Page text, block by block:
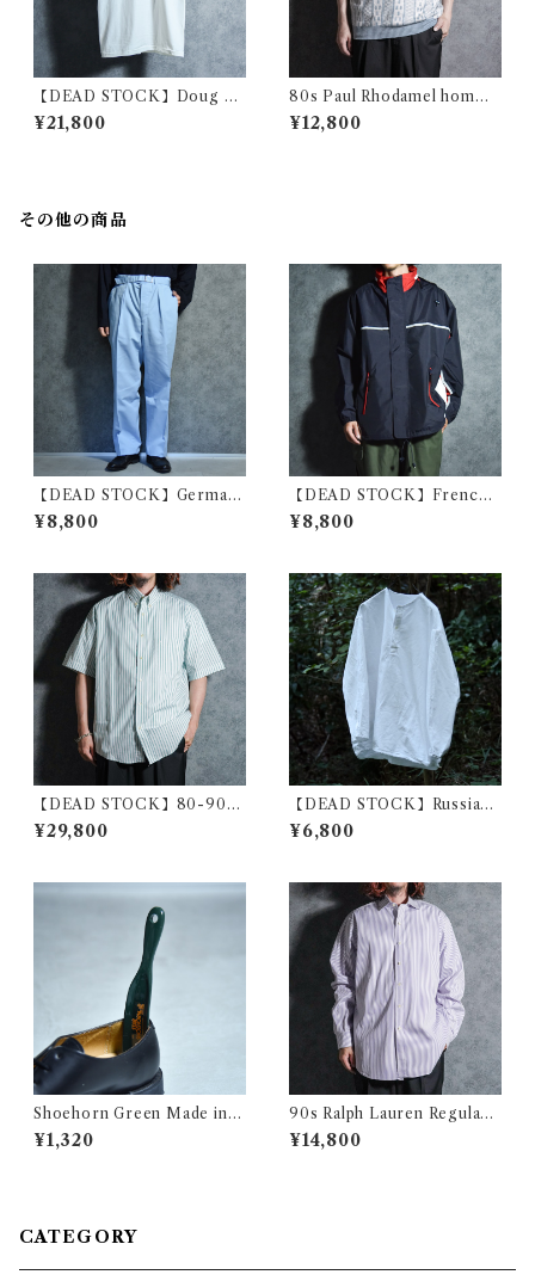
【DEAD STOCK】Doug Au
ld Trick Art Print Tee ダ
グ・オールド トリックアート
¥21,800
80s Paul Rhodamel homme
s Summer Knit Polo Made i
n France ポール・ロダメネル
¥12,800
その他の商品
【DEAD STOCK】German
y Army T/C Trousers ドイ
ツ軍 コットンポリ ツイル トラ
¥8,800
【DEAD STOCK】French
Military Shcool Marin Park
a フランス軍 士官学校 マリン
¥8,800
【DEAD STOCK】80-90s
Yves Saint Laurent Stripe B
D Shirts Blue YSL イヴ・サ
¥29,800
【DEAD STOCK】Russian
Military Sleeping Shirts He
nryneck ロシア軍 スリーピン
¥6,800
Shoehorn Green Made in U
SA シューホーン グリーン
¥1,320
90s Ralph Lauren Regular
Collar Purple Regular Shirt
s ラルフローレン レギュラー
¥14,800
CATEGORY